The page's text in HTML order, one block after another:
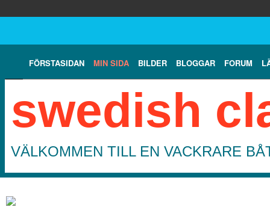
FÖRSTASIDAN MIN SIDA BILDER BLOGGAR FORUM
swedish
VÄLKOMMEN TILL EN VACKRARE